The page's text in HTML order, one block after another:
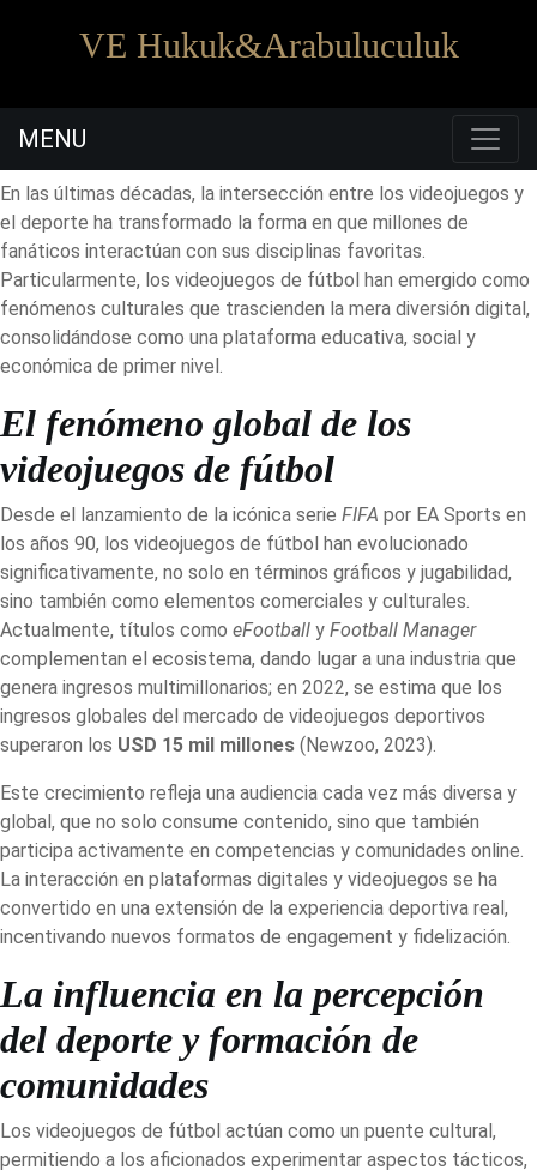
VE Hukuk&Arabuluculuk
0530 441 2388
MENU
En las últimas décadas, la intersección entre los videojuegos y
el deporte ha transformado la forma en que millones de
fanáticos interactúan con sus disciplinas favoritas.
Particularmente, los videojuegos de fútbol han emergido como
fenómenos culturales que trascienden la mera diversión digital,
consolidándose como una plataforma educativa, social y
económica de primer nivel.
El fenómeno global de los
videojuegos de fútbol
Desde el lanzamiento de la icónica serie FIFA por EA Sports en
los años 90, los videojuegos de fútbol han evolucionado
significativamente, no solo en términos gráficos y jugabilidad,
sino también como elementos comerciales y culturales.
Actualmente, títulos como eFootball y Football Manager
complementan el ecosistema, dando lugar a una industria que
genera ingresos multimillonarios; en 2022, se estima que los
ingresos globales del mercado de videojuegos deportivos
superaron los USD 15 mil millones (Newzoo, 2023).
Este crecimiento refleja una audiencia cada vez más diversa y
global, que no solo consume contenido, sino que también
participa activamente en competencias y comunidades online.
La interacción en plataformas digitales y videojuegos se ha
convertido en una extensión de la experiencia deportiva real,
incentivando nuevos formatos de engagement y fidelización.
La influencia en la percepción
del deporte y formación de
comunidades
Los videojuegos de fútbol actúan como un puente cultural,
permitiendo a los aficionados experimentar aspectos tácticos,